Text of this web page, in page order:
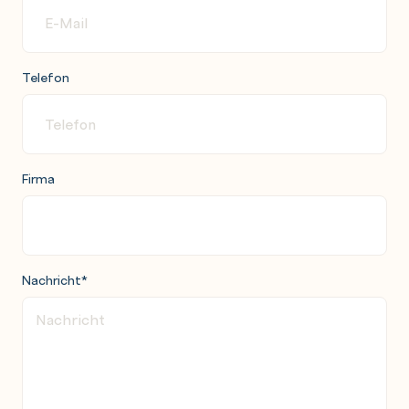
Telefon
Firma
Nachricht*